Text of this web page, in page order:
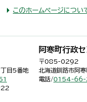
このホームページについ
目5番地
阿寒町行政
〒085-0292
北海道釧路市阿
電話/0154-66-